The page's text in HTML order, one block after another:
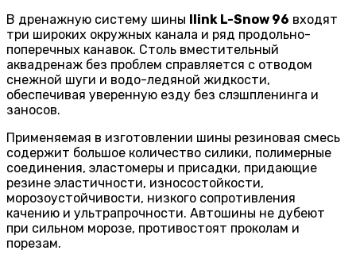
В дренажную систему шины Ilink L-Snow 96 входят
три широких окружных канала и ряд продольно-
поперечных канавок. Столь вместительный
аквадренаж без проблем справляется с отводом
снежной шуги и водо-ледяной жидкости,
обеспечивая уверенную езду без слэшпленинга и
заносов.
Применяемая в изготовлении шины резиновая смесь
содержит большое количество силики, полимерные
соединения, эластомеры и присадки, придающие
резине эластичности, износостойкости,
морозоустойчивости, низкого сопротивления
качению и ультрапрочности. Автошины не дубеют
при сильном морозе, противостоят проколам и
порезам.